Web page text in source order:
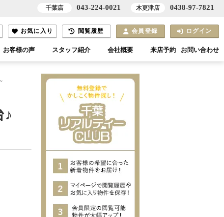
お気に入り 閲覧履歴 会員登録 ログイン
お客様の声 スタッフ紹介 会社概要 来店予約 お問い合わせ
千葉店 043-224-0021 木更津店 0438-97-7821